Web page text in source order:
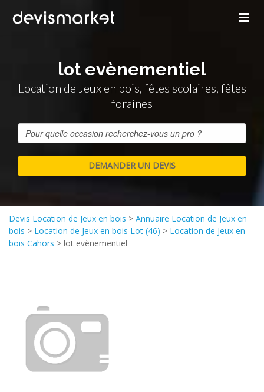
lot evènementiel
Location de Jeux en bois, fêtes scolaires, fêtes
foraines
Devis Location de Jeux en bois > Annuaire Location de Jeux en
bois > Location de Jeux en bois Lot (46) > Location de Jeux en
bois Cahors > lot evènementiel